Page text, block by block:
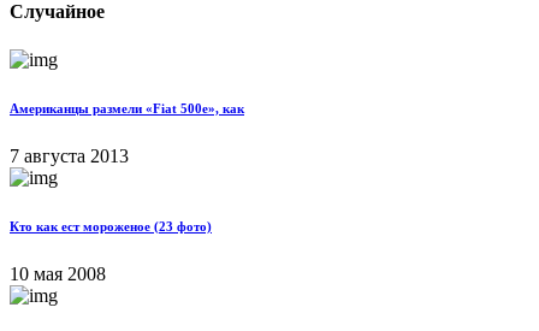
Случайное
Американцы размели «Fiat 500e», как
7 августа 2013
Кто как ест мороженое (23 фото)
10 мая 2008